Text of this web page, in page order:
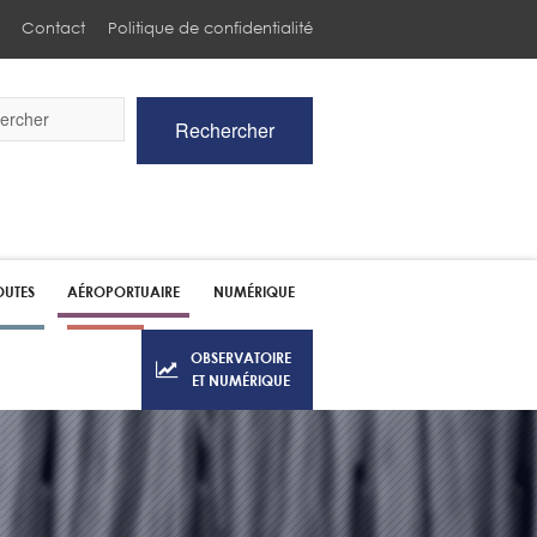
Contact Politique de confidentialité
Rechercher
AÉROPORTUAIRE NUMÉRIQUE
OBSERVATOIRE
ET NUMÉRIQUE